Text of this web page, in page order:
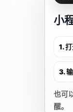
小
1.
3.
也可
醒。